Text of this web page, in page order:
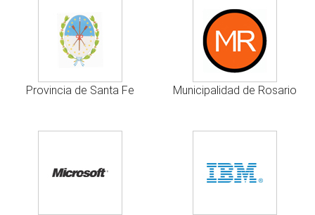
Provincia de Santa Fe Municipalidad de Rosario